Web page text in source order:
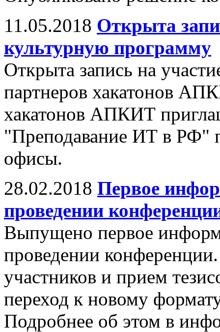
11.05.2018 Открыта
культурную программу
Открыта запись на
партнеров хакатонов
хакатонов АПКИТ
"Преподавание ИТ в РФ"
офисы.
28.02.2018 Первое
проведении
Выпущено первое
проведении
участников и прием
переход к новому
Подробнее об этом в